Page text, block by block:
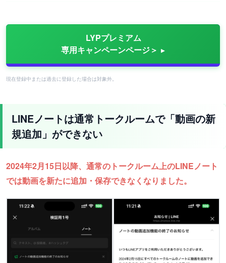
LYPプレミアム
専用キャンペーンページ＞
現在登録中または過去に登録した場合は対象外。
LINEノートは通常トークルームで「動画の新
規追加」ができない
2024年2月15日以降、通常のトークルーム上のLINEノート
では動画を新たに追加・保存できなくなりました。